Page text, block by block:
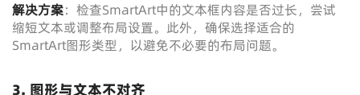
解决方案：检查SmartArt中的文本框内容是否过长，尝试
缩短文本或调整布局设置。此外，确保选择适合的
SmartArt图形类型，以避免不必要的布局问题。
3. 图形与文本不对齐